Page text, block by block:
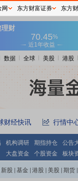
数据 全球 美股 港股
财经快讯 行情中
机构调研 期指持仓
公告
大盘资金 个股资金 板块
新股 基金 港股 美股 期货
网 东方财富证券 东方